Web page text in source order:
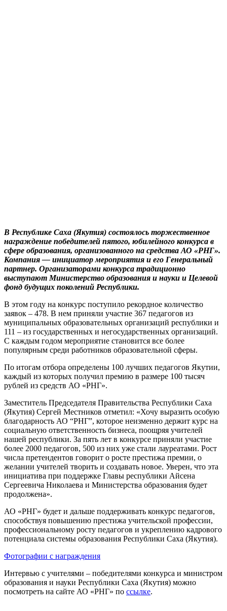
В Республике Саха (Якутия) состоялось торжественное
награждение победителей пятого, юбилейного конкурса в
сфере образования, организованного на средства АО «РНГ».
Компания — инициатор мероприятия и его Генеральный
партнер. Организаторами конкурса традиционно
выступают Министерство образования и науки и Целевой
фонд будущих поколений Республики.
В этом году на конкурс поступило рекордное количество
заявок – 478. В нем приняли участие 367 педагогов из
муниципальных образовательных организаций республики и
111 – из государственных и негосударственных организаций.
С каждым годом мероприятие становится все более
популярным среди работников образовательной сферы.
По итогам отбора определены 100 лучших педагогов Якутии,
каждый из которых получил премию в размере 100 тысяч
рублей из средств АО «РНГ».
Заместитель Председателя Правительства Республики Саха
(Якутия) Сергей Местников отметил: «Хочу выразить особую
благодарность АО “РНГ”, которое неизменно держит курс на
социальную ответственность бизнеса, поощряя учителей
нашей республики. За пять лет в конкурсе приняли участие
более 2000 педагогов, 500 из них уже стали лауреатами. Рост
числа претендентов говорит о росте престижа премии, о
желании учителей творить и создавать новое. Уверен, что эта
инициатива при поддержке Главы республики Айсена
Сергеевича Николаева и Министерства образования будет
продолжена».
АО «РНГ» будет и дальше поддерживать конкурс педагогов,
способствуя повышению престижа учительской профессии,
профессиональному росту педагогов и укреплению кадрового
потенциала системы образования Республики Саха (Якутия).
Фотографии с награждения
Интервью с учителями – победителями конкурса и министром
образования и науки Республики Саха (Якутия) можно
посмотреть на сайте АО «РНГ» по ссылке.